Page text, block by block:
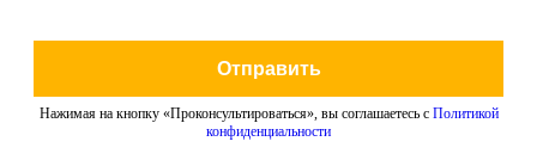
Отправить
Нажимая на кнопку «Проконсультироваться», вы соглашаетесь с Политикой
конфиденциальности